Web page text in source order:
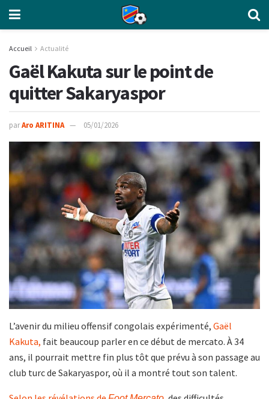
Accueil Actualité
Gaël Kakuta sur le point de
quitter Sakaryaspor
parAro ARITINA 05/01/2026
L’avenir du milieu offensif congolais expérimenté, Gaël
Kakuta, fait beaucoup parler en ce début de mercato. À 34
ans, il pourrait mettre fin plus tôt que prévu à son passage au
club turc de Sakaryaspor, où il a montré tout son talent.